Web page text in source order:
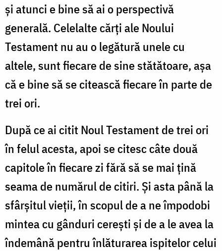
şi atunci e bine să ai o perspectivă
generală. Celelalte cărţi ale Noului
Testament nu au o legătură unele cu
altele, sunt fiecare de sine stătătoare, aşa
că e bine să se citească fiecare în parte de
trei ori.
După ce ai citit Noul Testament de trei ori
în felul acesta, apoi se citesc câte două
capitole în fiecare zi fără să se mai ţină
seama de numărul de citiri. Şi asta până la
sfârşitul vieţii, în scopul de a ne împodobi
mintea cu gânduri cereşti şi de a le avea la
îndemână pentru înlăturarea ispitelor celui